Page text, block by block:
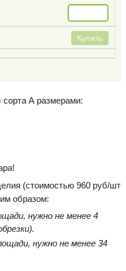
Купить
сорта А размерами:
(стоимостью 960 руб/шт
образом:
нужно не менее 4
нужно не менее 34